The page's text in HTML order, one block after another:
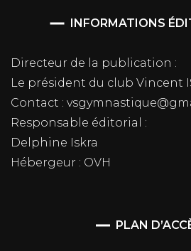
INFORMATIONS
Directeur de la publication :
Le président du club Vincent
Contact :
Responsable éditorial :
Delphine Iskra
Hébergeur : OVH
PLAN